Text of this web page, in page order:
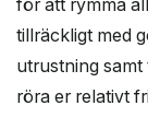
tillräckligt med
utrustning
röra er relativt